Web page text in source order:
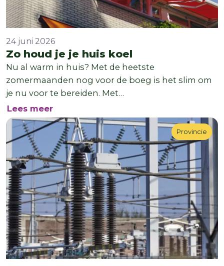
Zo houd je je huis koel
24 juni 2026
Nu al warm in huis? Met de heetste
zomermaanden nog voor de boeg is het slim om
je nu voor te bereiden. Met…
Lees meerover Zo houd je je huis koel
Provincie
Provincie